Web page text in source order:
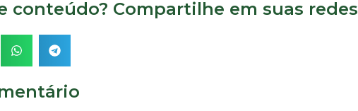
conteúdo? Compartilhe em suas redes